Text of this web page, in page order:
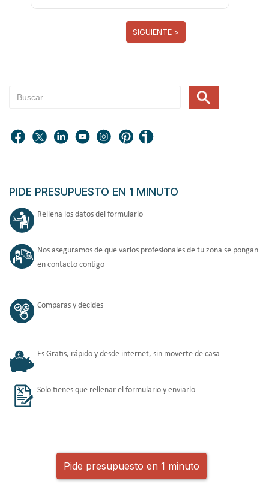
SIGUIENTE >
PIDE PRESUPUESTO EN 1 MINUTO
Rellena los datos del formulario
Nos aseguramos de que varios profesionales de tu zona se pongan
en contacto contigo
Comparas y decides
Es Gratis, rápido y desde internet, sin moverte de casa
Solo tienes que rellenar el formulario y enviarlo
Pide presupuesto en 1 minuto